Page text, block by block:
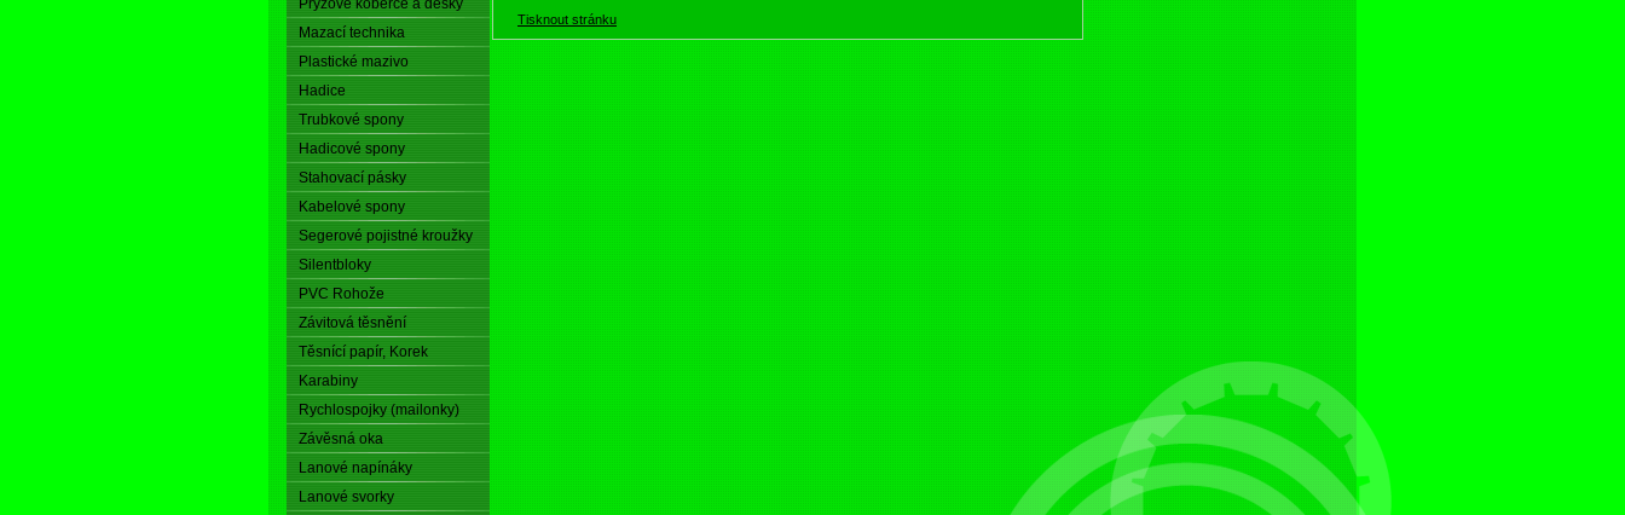
Pryžové koberce a desky
Mazací technika
Plastické mazivo
Hadice
Trubkové spony
Hadicové spony
Stahovací pásky
Kabelové spony
Segerové pojistné kroužky
Silentbloky
PVC Rohože
Závitová těsnění
Těsnící papír, Korek
Karabiny
Rychlospojky (mailonky)
Závěsná oka
Lanové napínáky
Lanové svorky
Tisknout stránku